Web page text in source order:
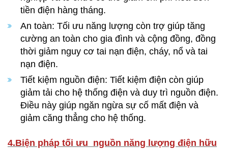
tiền điện hàng tháng.
An toàn: Tối ưu năng lượng còn trợ giúp tăng
cường an toàn cho gia đình và cộng đồng, đồng
thời giảm nguy cơ tai nạn điện, cháy, nổ và tai
nạn điện.
Tiết kiệm nguồn điện: Tiết kiệm điện còn giúp
giảm tải cho hệ thống điện và duy trì nguồn điện.
Điều này giúp ngăn ngừa sự cố mất điện và
giảm căng thẳng cho hệ thống.
4.Biện pháp tối ưu nguồn năng lượng điện hữu